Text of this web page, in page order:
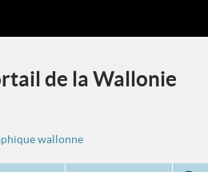
de la Wallonie
wallonne